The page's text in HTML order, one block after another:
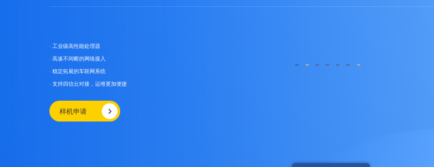
· 工业级高性能处理器
· 高速不间断的网络接入
· 稳定拓展的车联网系统
· 支持四信云对接，运维更加便捷
样机申请